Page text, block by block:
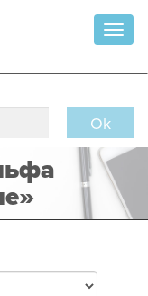
Ok